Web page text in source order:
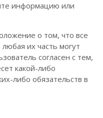
информацию или
о том, что все
их часть могут
согласен с тем,
какой-либо
либо обязательств в